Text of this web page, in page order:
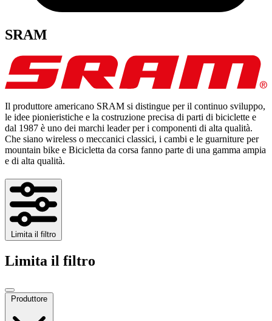
SRAM
Il produttore americano SRAM si distingue per il continuo sviluppo,
le idee pionieristiche e la costruzione precisa di parti di biciclette e
dal 1987 è uno dei marchi leader per i componenti di alta qualità.
Che siano wireless o meccanici classici, i cambi e le guarniture per
mountain bike e Bicicletta da corsa fanno parte di una gamma ampia
e di alta qualità.
Limita il filtro
Limita il filtro
Produttore